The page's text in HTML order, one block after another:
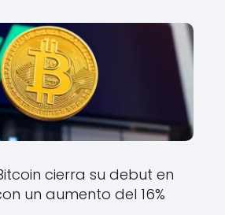
cierra su debut en
un aumento del 16%